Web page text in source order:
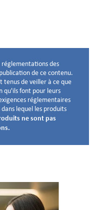
réglementations des
de ce contenu.
tenus de veiller à ce que
font pour leurs
réglementaires
lequel les produits
ne sont pas